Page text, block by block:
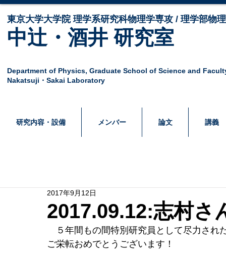
東京大学大学院 ​理学系研究科物理学専攻 / 理学部物
中辻・酒井 研究室
Department of Physics, Graduate School of Science and
Nakatsuji・Sakai Laboratory
研究内容・設備 メンバー 論文 講義
2017.09.12:志村さ
2017年9月12日
５年間もの間特別研究員として尽力され
ご栄転おめでとうございます！